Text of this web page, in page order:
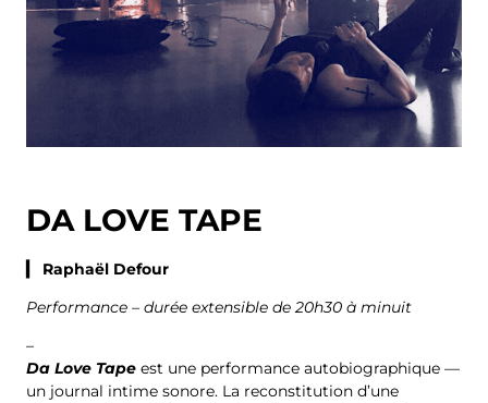
DA LOVE TAPE
▎ Raphaël Defour
Performance – durée extensible de 20h30 à minuit
–
Da Love Tape est une performance autobiographique —
un journal intime sonore. La reconstitution d’une